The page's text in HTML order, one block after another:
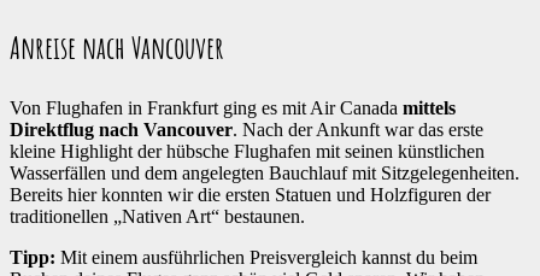
Anreise nach Vancouver
Von Flughafen in Frankfurt ging es mit Air Canada mittels
Direktflug nach Vancouver. Nach der Ankunft war das erste
kleine Highlight der hübsche Flughafen mit seinen künstlichen
Wasserfällen und dem angelegten Bauchlauf mit Sitzgelegenheiten.
Bereits hier konnten wir die ersten Statuen und Holzfiguren der
traditionellen „Nativen Art“ bestaunen.
Tipp: Mit einem ausführlichen Preisvergleich kannst du beim